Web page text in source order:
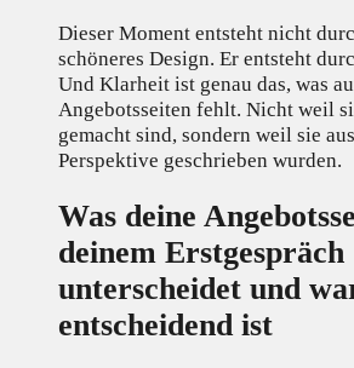
Dieser Moment entsteht nicht
schöneres Design. Er entsteht
Und Klarheit ist genau das, was
Angebotsseiten fehlt. Nicht weil
gemacht sind, sondern weil sie
Perspektive geschrieben wurden.
Was deine
deinem Erstgespräch
unterscheidet und
entscheidend ist